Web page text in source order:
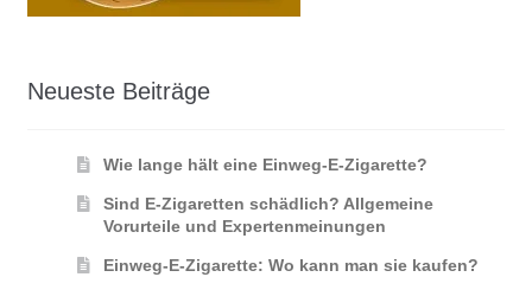
Neueste Beiträge
Wie lange hält eine Einweg-E-Zigarette?
Sind E-Zigaretten schädlich? Allgemeine
Vorurteile und Expertenmeinungen
Einweg-E-Zigarette: Wo kann man sie kaufen?